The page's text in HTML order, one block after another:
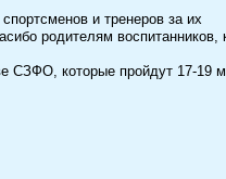
и тренеров за их
родителям воспитанников,
СЗФО, которые пройдут 17-19